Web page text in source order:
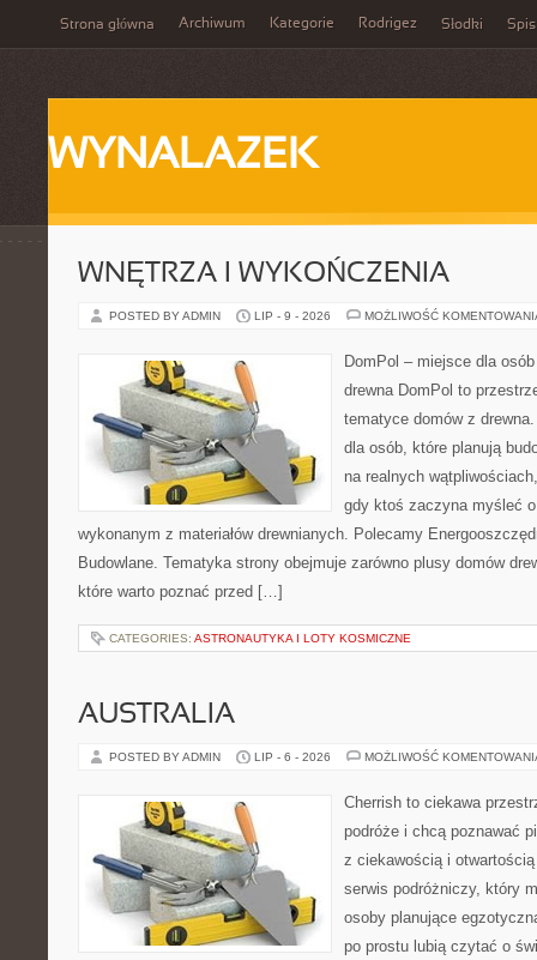
Strona główna Archiwum Kategorie Rodrigez Słodki Spis
WYNALAZEK
WNĘTRZA I WYKOŃCZENIA
POSTED BY ADMIN LIP - 9 - 2026 MOŻLIWOŚĆ
DomPol – miejsce dla
drewna DomPol to
tematyce domów z
dla osób, które planują
na realnych
gdy ktoś zaczyna myśleć o
wykonanym z materiałów drewnianych. Polecamy
Budowlane. Tematyka strony obejmuje zarówno plusy domów
które warto poznać przed […]
CATEGORIES: ASTRONAUTYKA I LOTY KOSMICZNE
AUSTRALIA
POSTED BY ADMIN LIP - 6 - 2026 MOŻLIWOŚĆ
Cherrish to ciekawa
podróże i chcą poznawać
z ciekawością i
serwis podróżniczy, który
osoby planujące
po prostu lubią czytać o